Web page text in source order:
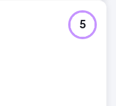
5